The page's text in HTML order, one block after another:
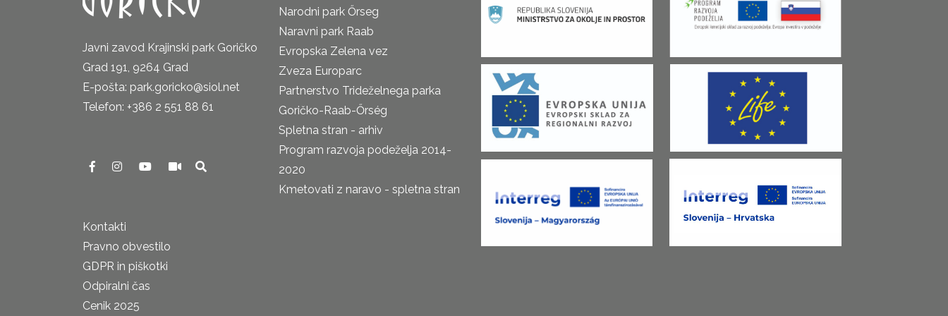
Javni zavod Krajinski park Goričko
Grad 191, 9264 Grad
E-pošta: park.goricko@siol.net
Telefon: +386 2 551 88 61
Kontakti
Pravno obvestilo
GDPR in piškotki
Odpiralni čas
Cenik 2025
Narodni park Őrseg
Naravni park Raab
Evropska Zelena vez
Zveza Europarc
Partnerstvo Trideželnega parka
Goričko-Raab-Őrség
Spletna stran - arhiv
Program razvoja podeželja 2014-
2020
Kmetovati z naravo - spletna stran